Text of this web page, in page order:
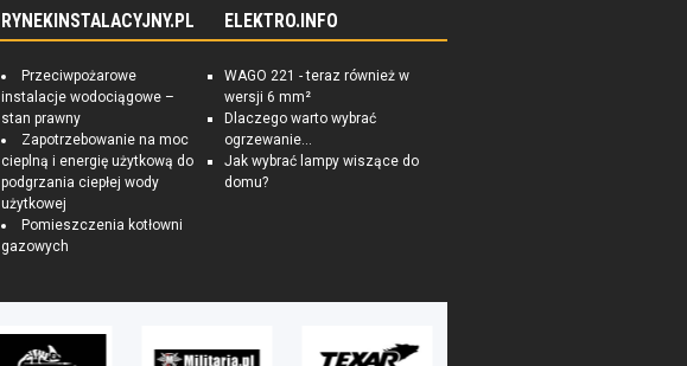
RYNEKINSTALACYJNY.PL
Przeciwpożarowe
instalacje wodociągowe –
stan prawny
Zapotrzebowanie na moc
cieplną i energię użytkową do
podgrzania ciepłej wody
użytkowej
Pomieszczenia kotłowni
gazowych
ELEKTRO.INFO
WAGO 221 - teraz również w
wersji 6 mm²
Dlaczego warto wybrać
ogrzewanie...
Jak wybrać lampy wiszące do
domu?